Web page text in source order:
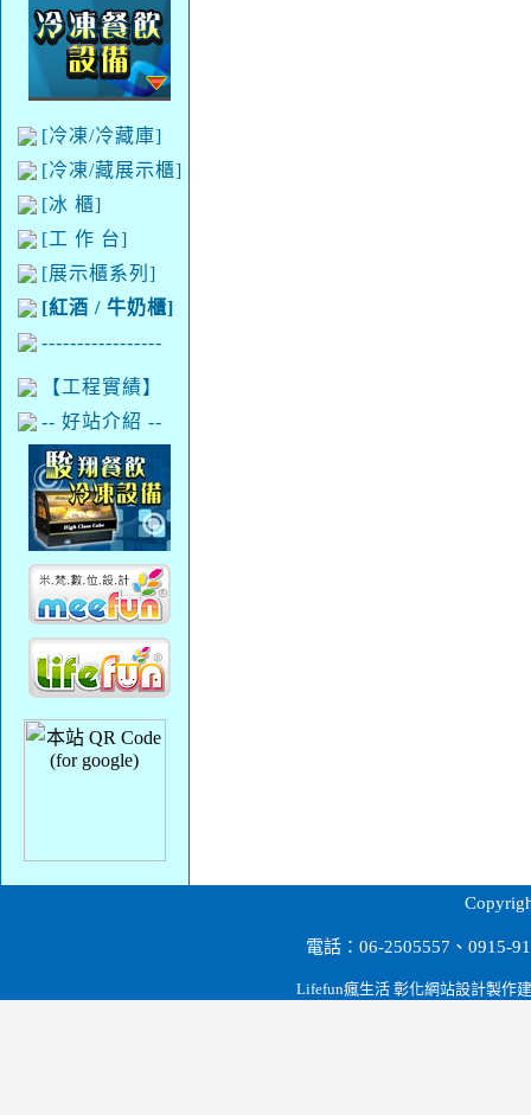
[冷凍/冷藏庫]
[冷凍/藏展示櫃]
[冰 櫃]
[工 作 台]
[展示櫃系列]
[紅酒 / 牛奶櫃]
-----------------
【工程實績】
-- 好站介紹 --
電話：06-2505557、0915-
Lifefun瘋生活 彰化網站設計製作